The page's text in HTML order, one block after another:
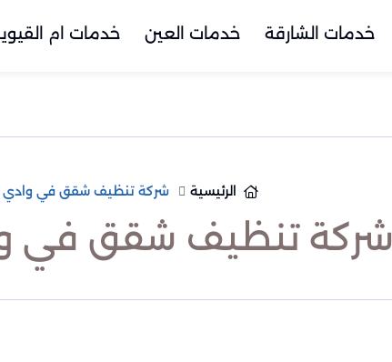
خدمات الشارقة خدمات العين خدمات ام
الرئيسية شركة تنظيف شقق في وادي
شركة تنظيف شقق في